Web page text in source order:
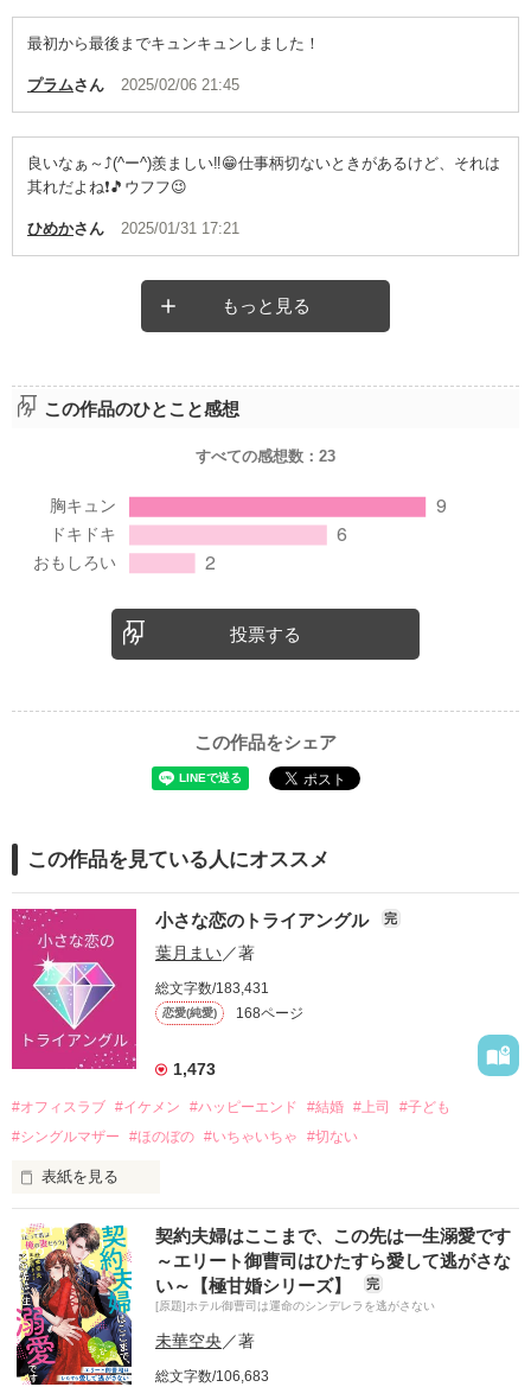
最初から最後までキュンキュンしました！
プラムさん 2025/02/06 21:45
良いなぁ～⤴️(^ー^)羨ましい‼️😁仕事柄切ないときがあるけど、それは
其れだよね❗🎵ウフフ😉
ひめかさん 2025/01/31 17:21
もっと見る
この作品のひとこと感想
すべての感想数： 23
投票する
この作品をシェア
この作品を見ている人にオススメ
小さな恋のトライアングル 完
葉月まい／著
総文字数/183,431
恋愛(純愛) 168ページ
1,473
#オフィスラブ #イケメン #ハッピーエンド #結婚 #上司
#子ども
#シングルマザー
#ほのぼの #いちゃいちゃ #切ない
表紙を見る
OL × 課長 × 保育園児
三人の
わちゃわちゃ・ラブラブ・バチバチ
の三角関係
果たして小さな恋の行方は？
契約夫婦はここまで、この先は一生溺愛です
～エリート御曹司はひたすら愛して逃がさな
い～【極甘婚シリーズ】
完
[原題]ホテル御曹司は運命のシンデレラを逃がさない
未華空央／著
総文字数/106,683